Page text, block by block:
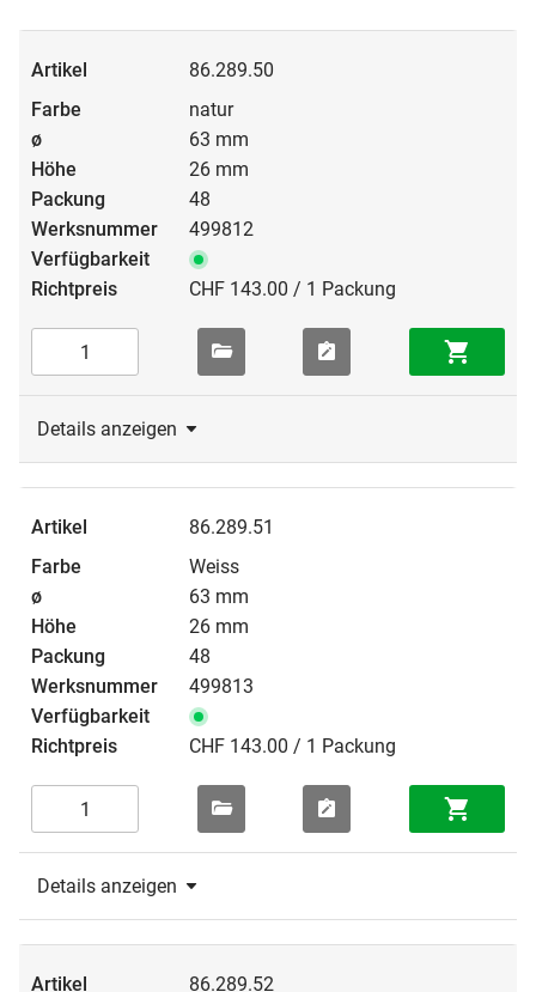
86.289.50
natur
63 mm
26 mm
48
499812
CHF 143.00 / 1 Packung
Details anzeigen
86.289.51
Weiss
63 mm
26 mm
48
499813
CHF 143.00 / 1 Packung
Details anzeigen
86.289.52